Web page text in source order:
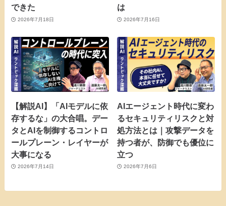
できた
2026年7月18日
は
2026年7月16日
【解説AI】「AIモデルに依
存するな」の大合唱。デー
タとAIを制御するコントロ
ールプレーン・レイヤーが
大事になる
2026年7月14日
AIエージェント時代に変わ
るセキュリティリスクと対
処方法とは｜攻撃データを
持つ者が、防御でも優位に
立つ
2026年7月6日